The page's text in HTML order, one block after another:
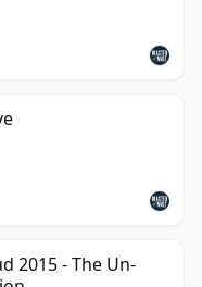
2015 - The Un-